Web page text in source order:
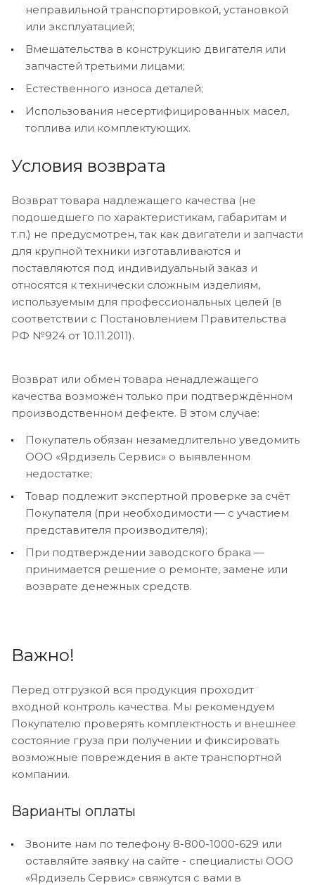
неправильной транспортировкой, установкой
или эксплуатацией;
Вмешательства в конструкцию двигателя или
запчастей третьими лицами;
Естественного износа деталей;
Использования несертифицированных масел,
топлива или комплектующих.
Условия возврата
Возврат товара надлежащего качества (не
подошедшего по характеристикам, габаритам и
т.п.) не предусмотрен, так как двигатели и запчасти
для крупной техники изготавливаются и
поставляются под индивидуальный заказ и
относятся к технически сложным изделиям,
используемым для профессиональных целей (в
соответствии с Постановлением Правительства
РФ №924 от 10.11.2011).
Возврат или обмен товара ненадлежащего
качества возможен только при подтверждённом
производственном дефекте. В этом случае:
Покупатель обязан незамедлительно уведомить
ООО «Ярдизель Сервис» о выявленном
недостатке;
Товар подлежит экспертной проверке за счёт
Покупателя (при необходимости — с участием
представителя производителя);
При подтверждении заводского брака —
принимается решение о ремонте, замене или
возврате денежных средств.
Важно!
Перед отгрузкой вся продукция проходит
входной контроль качества. Мы рекомендуем
Покупателю проверять комплектность и внешнее
состояние груза при получении и фиксировать
возможные повреждения в акте транспортной
компании.
Варианты оплаты
Звоните нам по телефону 8-800-1000-629 или
оставляйте заявку на сайте - специалисты ООО
«Ярдизель Сервис» свяжутся с вами в